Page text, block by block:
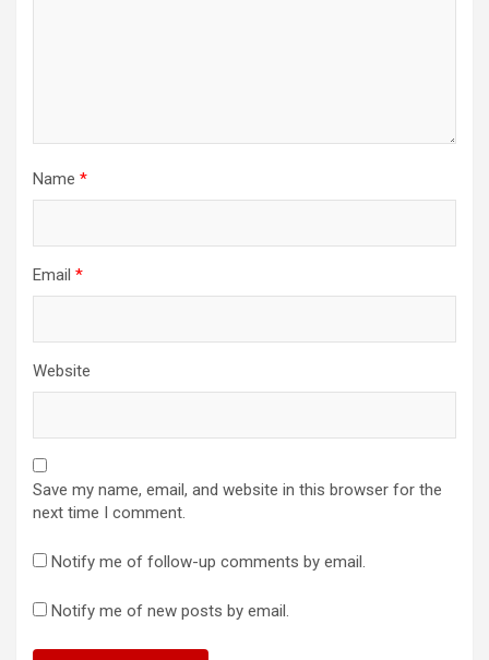
Name *
Email *
Website
Save my name, email, and website in this browser for the
next time I comment.
Notify me of follow-up comments by email.
Notify me of new posts by email.